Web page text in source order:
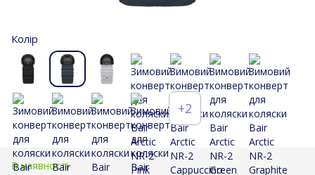
Колір
+2
В наявності